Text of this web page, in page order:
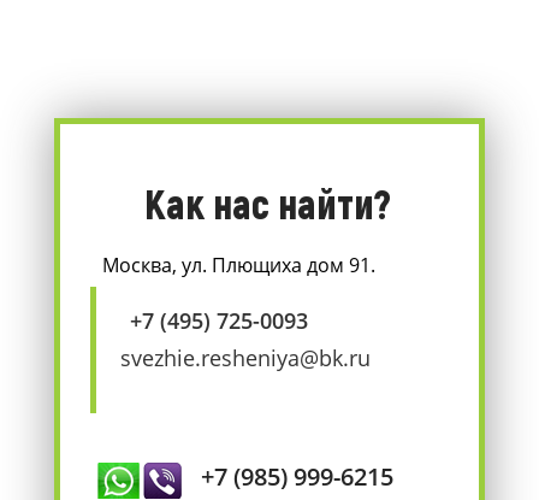
Как нас найти?
Москва, ул. Плющиха дом 91.
+7 (495) 725-0093
svezhie.resheniya@bk.ru
+7 (985) 999-6215